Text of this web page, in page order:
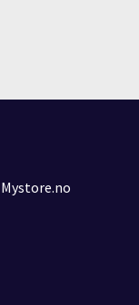
Mystore.no